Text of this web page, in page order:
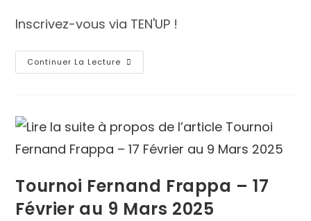
Inscrivez-vous via TEN'UP !
Continuer La Lecture
Tournoi Fernand Frappa – 17
Février au 9 Mars 2025